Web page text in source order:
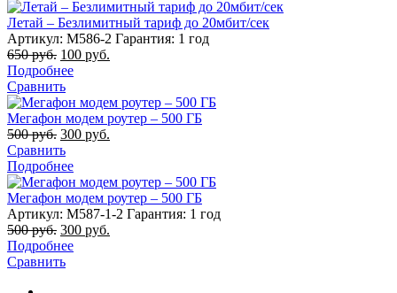
Летай – Безлимитный тариф до 20мбит/сек
Артикул: M586-2 Гарантия: 1 год
650руб. 100 руб.
Подробнее
Сравнить
Мегафон модем роутер – 500 ГБ
500руб. 300 руб.
Сравнить
Подробнее
Мегафон модем роутер – 500 ГБ
Артикул: M587-1-2 Гарантия: 1 год
500руб. 300 руб.
Подробнее
Сравнить